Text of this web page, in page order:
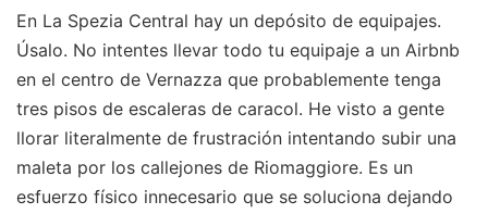
En La Spezia Central hay un depósito de equipajes.
Úsalo. No intentes llevar todo tu equipaje a un Airbnb
en el centro de Vernazza que probablemente tenga
tres pisos de escaleras de caracol. He visto a gente
llorar literalmente de frustración intentando subir una
maleta por los callejones de Riomaggiore. Es un
esfuerzo físico innecesario que se soluciona dejando